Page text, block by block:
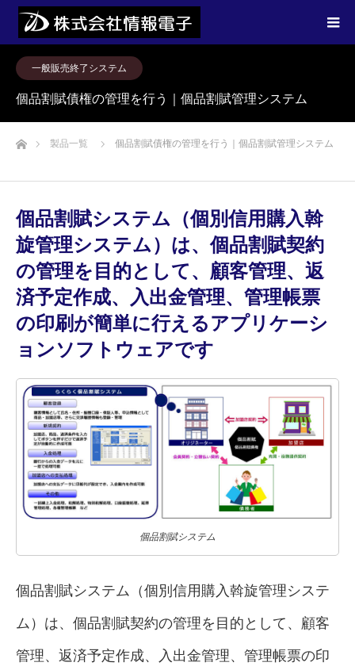
一般販売終了システム
個品割賦債権の管理を行う｜個品割賦管理システム
ホーム製品一覧 個品割賦債権の管理を行う｜個品割賦管理システム
個品割賦システム（個別信用購入斡
旋管理システム）は、個品割賦契約
の管理を目的として、顧客管理、返
済予定作成、入出金管理、管理帳票
の印刷が簡単に行えるアプリケーシ
ョンソフトウェアです
個品割賦システム
個品割賦システム（個別信用購入斡旋管理システ
ム）は、個品割賦契約の管理を目的として、顧客
管理、返済予定作成、入出金管理、管理帳票の印